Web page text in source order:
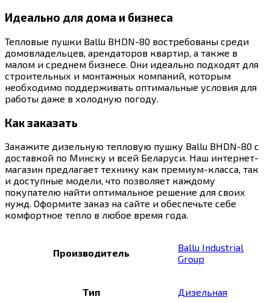
Идеально для дома и бизнеса
Тепловые пушки Ballu BHDN-80 востребованы среди
домовладельцев, арендаторов квартир, а также в
малом и среднем бизнесе. Они идеально подходят для
строительных и монтажных компаний, которым
необходимо поддерживать оптимальные условия для
работы даже в холодную погоду.
Как заказать
Закажите дизельную тепловую пушку Ballu BHDN-80 с
доставкой по Минску и всей Беларуси. Наш интернет-
магазин предлагает технику как премиум-класса, так
и доступные модели, что позволяет каждому
покупателю найти оптимальное решение для своих
нужд. Оформите заказ на сайте и обеспечьте себе
комфортное тепло в любое время года.
Производитель
Ballu Industrial
Group
Тип Дизельная